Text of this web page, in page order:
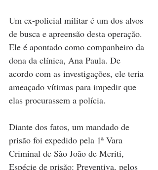
Um ex-policial militar é um dos alvos
de busca e apreensão desta operação.
Ele é apontado como companheiro da
dona da clínica, Ana Paula. De
acordo com as investigações, ele teria
ameaçado vítimas para impedir que
elas procurassem a polícia.
Diante dos fatos, um mandado de
prisão foi expedido pela 1ª Vara
Criminal de São João de Meriti,
Espécie de prisão: Preventiva, pelos